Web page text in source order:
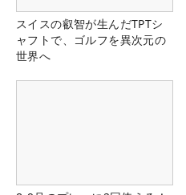
スイスの叡智が生んだTPTシ
ャフトで、ゴルフを異次元の
世界へ